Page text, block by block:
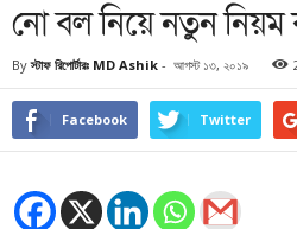
নো বল নিয়ে নতুন
By স্টাফ রিপোর্টারঃ MD Ashik - আগস্ট ১৩, ২০১৯
Facebook Twitter